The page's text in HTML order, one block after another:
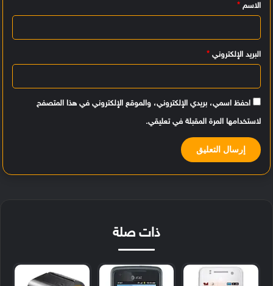
ق
الاسم *
البريد الإلكتروني *
احفظ اسمي، بريدي الإلكتروني، والموقع الإلكتروني في هذا المتصفح
لاستخدامها المرة المقبلة في تعليقي.
ذات صلة